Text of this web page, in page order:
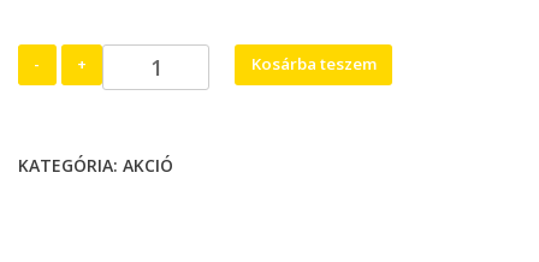
-
Mérleghinta
(másolat)
+ Kosárba teszem
KATEGÓRIA: AKCIÓ